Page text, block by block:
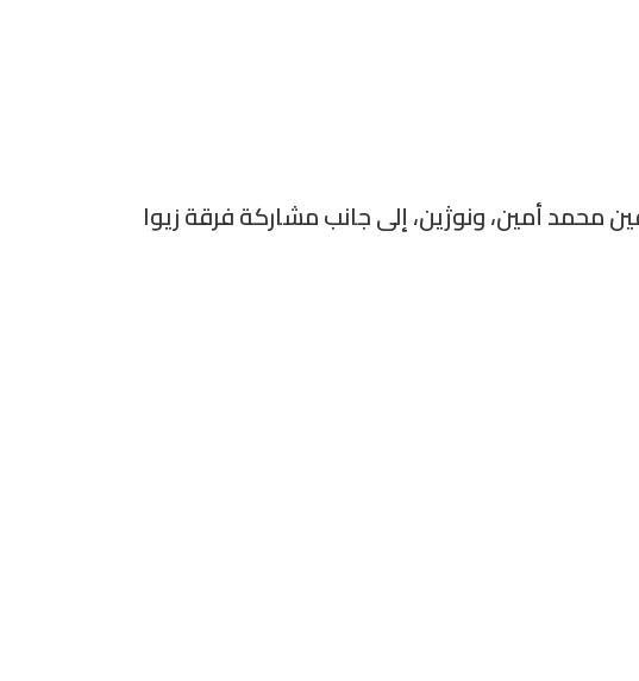
أمين، ونوژين، إلى جانب مشاركة فرقة زيوا